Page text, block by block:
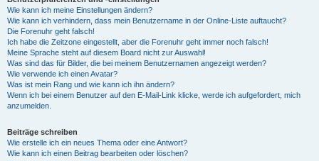
Wie kann ich meine Einstellungen ändern?
Wie kann ich verhindern, dass mein Benutzername in der Online-Liste auftaucht?
Die Forenuhr geht falsch!
Ich habe die Zeitzone eingestellt, aber die Forenuhr geht immer noch falsch!
Meine Sprache steht auf diesem Board nicht zur Auswahl!
Was sind das für Bilder, die bei meinem Benutzernamen angezeigt werden?
Wie verwende ich einen Avatar?
Was ist mein Rang und wie kann ich ihn ändern?
Wenn ich bei einem Benutzer auf den E-Mail-Link klicke, werde ich aufgefordert, mich
anzumelden.
Beiträge schreiben
Wie erstelle ich ein neues Thema oder eine Antwort?
Wie kann ich einen Beitrag bearbeiten oder löschen?